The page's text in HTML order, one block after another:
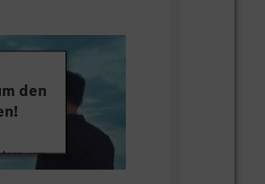
den
um
zu